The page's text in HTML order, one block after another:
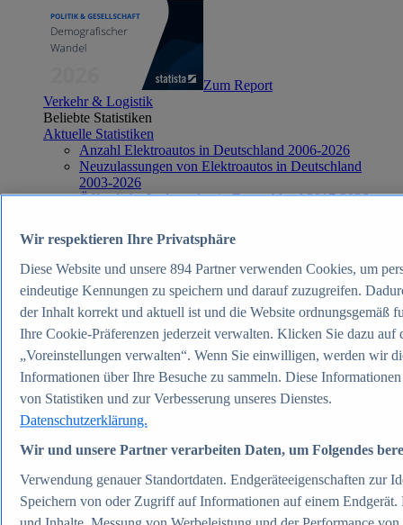
Zum Report
Verkehr & Logistik
Beliebte Statistiken
Aktuelle Statistiken
Anzahl Elektroautos in Deutschland 2006-2026
Neuzulassungen von Elektroautos in Deutschland
2003-2026
Öffentliche Ladepunkte in Deutschland 2017-2026
Anteil von Elektroautos in Deutschland 2014-2026
Verkehr & Logistik
Themen
Elektromobilität in Deutschland - Daten & Fakten
Straßenverkehrsunfälle in Deutschland - Daten &
Fakten
Energie & Umwelt
Aktuelle Statistiken
Industriestrompreise inkl. Stromsteuer in Deutschland
1998-2026
Wir respektieren Ihre Privatsphäre
Diese Website und unsere 894 Partner verwenden Cookies, um
eindeutige Kennungen zu speichern und darauf zuzugreifen.
der Inhalt korrekt und aktuell ist und die Website ordnungsgemäß
Ihre Cookie-Präferenzen jederzeit verwalten. Klicken Sie dazu auf
„Voreinstellungen verwalten“. Wenn Sie einwilligen, werden wir
Informationen über Ihre Besuche zu sammeln. Diese
von Statistiken und zur Verbesserung unseres Dienstes.
Datenschutzerklärung.
Wir und unsere Partner verarbeiten Daten, um Folgendes
Verwendung genauer Standortdaten. Endgeräteeigenschaften zur
Speichern von oder Zugriff auf Informationen auf einem Endgerät.